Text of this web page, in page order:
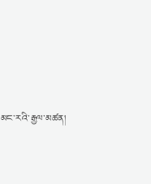
མང་རའི་རྒྱལ་མཚན།